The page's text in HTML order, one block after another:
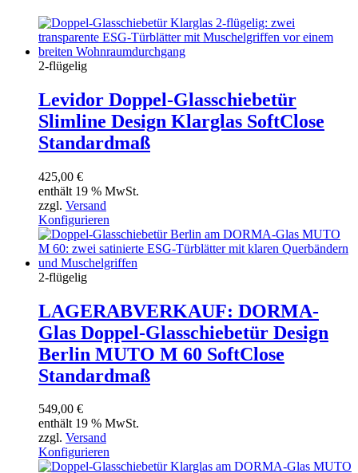
2-flügelig
Levidor Doppel-Glasschiebetür
Slimline Design Klarglas SoftClose
Standardmaß
425,00 €
enthält 19 % MwSt.
zzgl. Versand
Konfigurieren
2-flügelig
LAGERABVERKAUF: DORMA-
Glas Doppel-Glasschiebetür Design
Berlin MUTO M 60 SoftClose
Standardmaß
549,00 €
enthält 19 % MwSt.
zzgl. Versand
Konfigurieren